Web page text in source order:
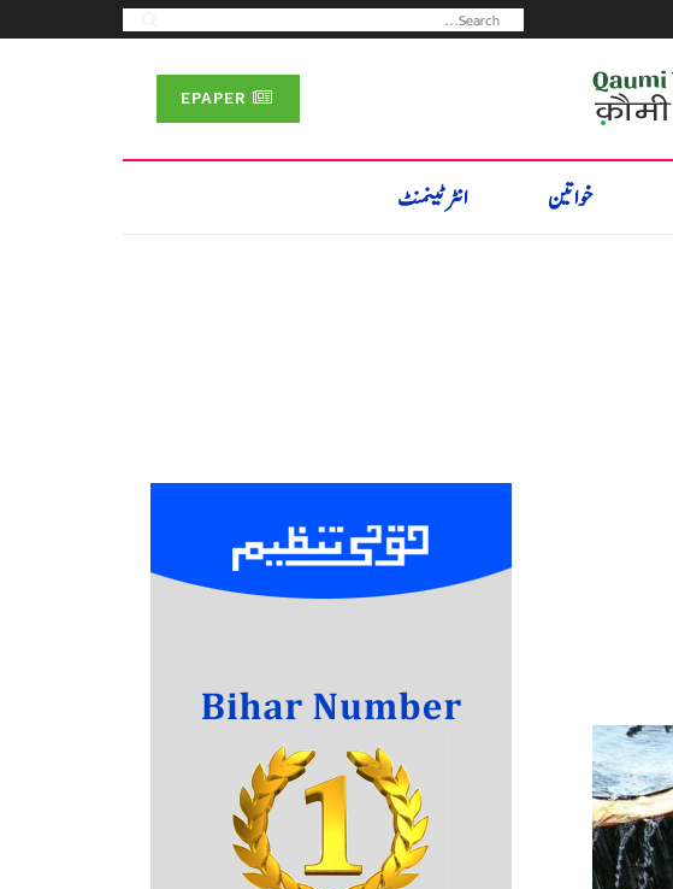
خواتین انٹرٹینمنٹ